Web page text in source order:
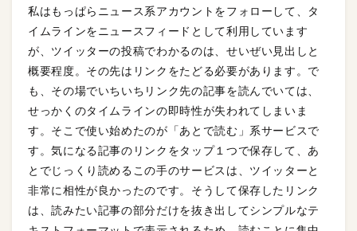
私はもっぱらニュース系アカウントをフォローして、タ
イムラインをニュースフィードとして利用しています
が、ツイッターの投稿でわかるのは、せいぜい見出しと
概要程度。その先はリンクをたどる必要があります。で
も、その場でいちいちリンク先の記事を読んでいては、
せっかくのタイムラインの即時性が失われてしまいま
す。そこで使い始めたのが「あとで読む」系サービスで
す。気になる記事のリンクをタップ１つで保存して、あ
とでじっくり読めるこの手のサービスは、ツイッターと
非常に相性が良かったのです。そうして保存したリンク
は、読みたい記事の部分だけを抜き出してシンプルなテ